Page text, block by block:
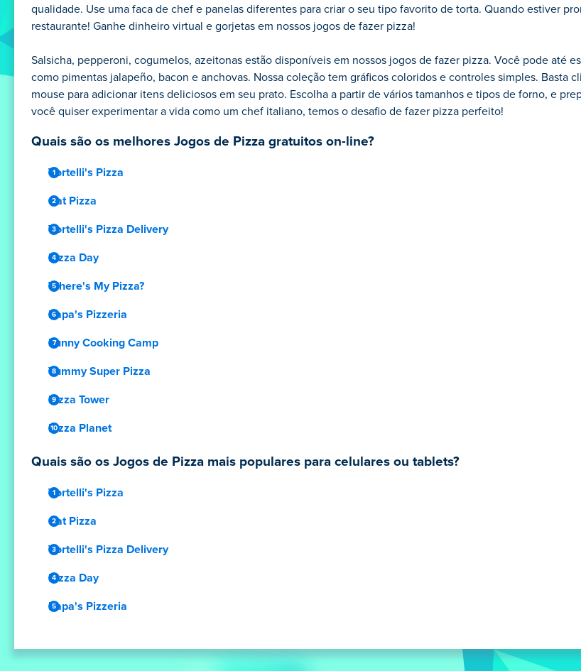
qualidade. Use uma faca de chef e panelas diferentes para criar o seu tipo favorito de torta. Quando estiver
restaurante! Ganhe dinheiro virtual e gorjetas em nossos jogos de fazer pizza!
Salsicha, pepperoni, cogumelos, azeitonas estão disponíveis em nossos jogos de fazer pizza. Você pode até
como pimentas jalapeño, bacon e anchovas. Nossa coleção tem gráficos coloridos e controles simples. Basta
mouse para adicionar itens deliciosos em seu prato. Escolha a partir de vários tamanhos e tipos de forno, e
você quiser experimentar a vida como um chef italiano, temos o desafio de fazer pizza perfeito!
Quais são os melhores Jogos de Pizza gratuitos on-line?
Vortelli's Pizza
Cat Pizza
Vortelli's Pizza Delivery
Pizza Day
Where's My Pizza?
Papa's Pizzeria
Funny Cooking Camp
Yummy Super Pizza
Pizza Tower
Pizza Planet
Quais são os Jogos de Pizza mais populares para celulares ou tablets?
Vortelli's Pizza
Cat Pizza
Vortelli's Pizza Delivery
Pizza Day
Papa's Pizzeria